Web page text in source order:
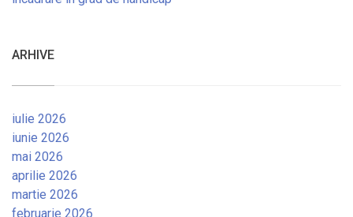
ARHIVE
iulie 2026
iunie 2026
mai 2026
aprilie 2026
martie 2026
februarie 2026